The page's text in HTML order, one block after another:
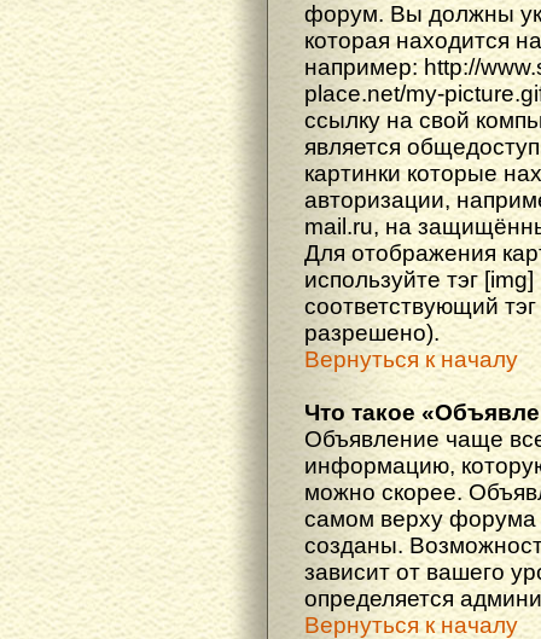
форум. Вы должны
которая находится
например: http://
place.net/my-
ссылку на свой
является
картинки которые
авторизации,
mail.ru, на
Для отображения
используйте тэг
соответствующий
разрешено).
Вернуться к началу
Что такое
Объявление чаще
информацию,
можно скорее.
самом верху форума
созданы.
зависит от вашего
определяется
Вернуться к началу